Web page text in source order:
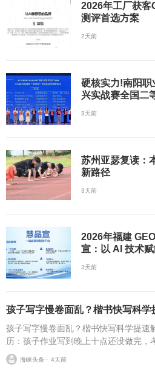
2026年工厂获客
测评首选方案
2天前
硬核实力!南阳职
兴实战赛全国二
3天前
苏州亚瑟复读：
新路径
3天前
2026年福建
宣：以 AI 技术
3天前
孩子写字慢卷面乱？楷书快写科学
孩子写字慢卷面乱？楷书快写科学提速
历：孩子作业写到晚上十点还没做完，
面因为字迹潦草被老师多次点名。据相
在书写速度不达标问...
海峡头条 ⋅ 4天前